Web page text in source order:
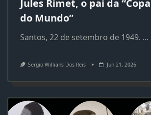
Jules Rimet, o pai da “Copa
do Mundo”
Santos, 22 de setembro de 1949. ...
Sergio Willians Dos Reis Jun 21, 2026